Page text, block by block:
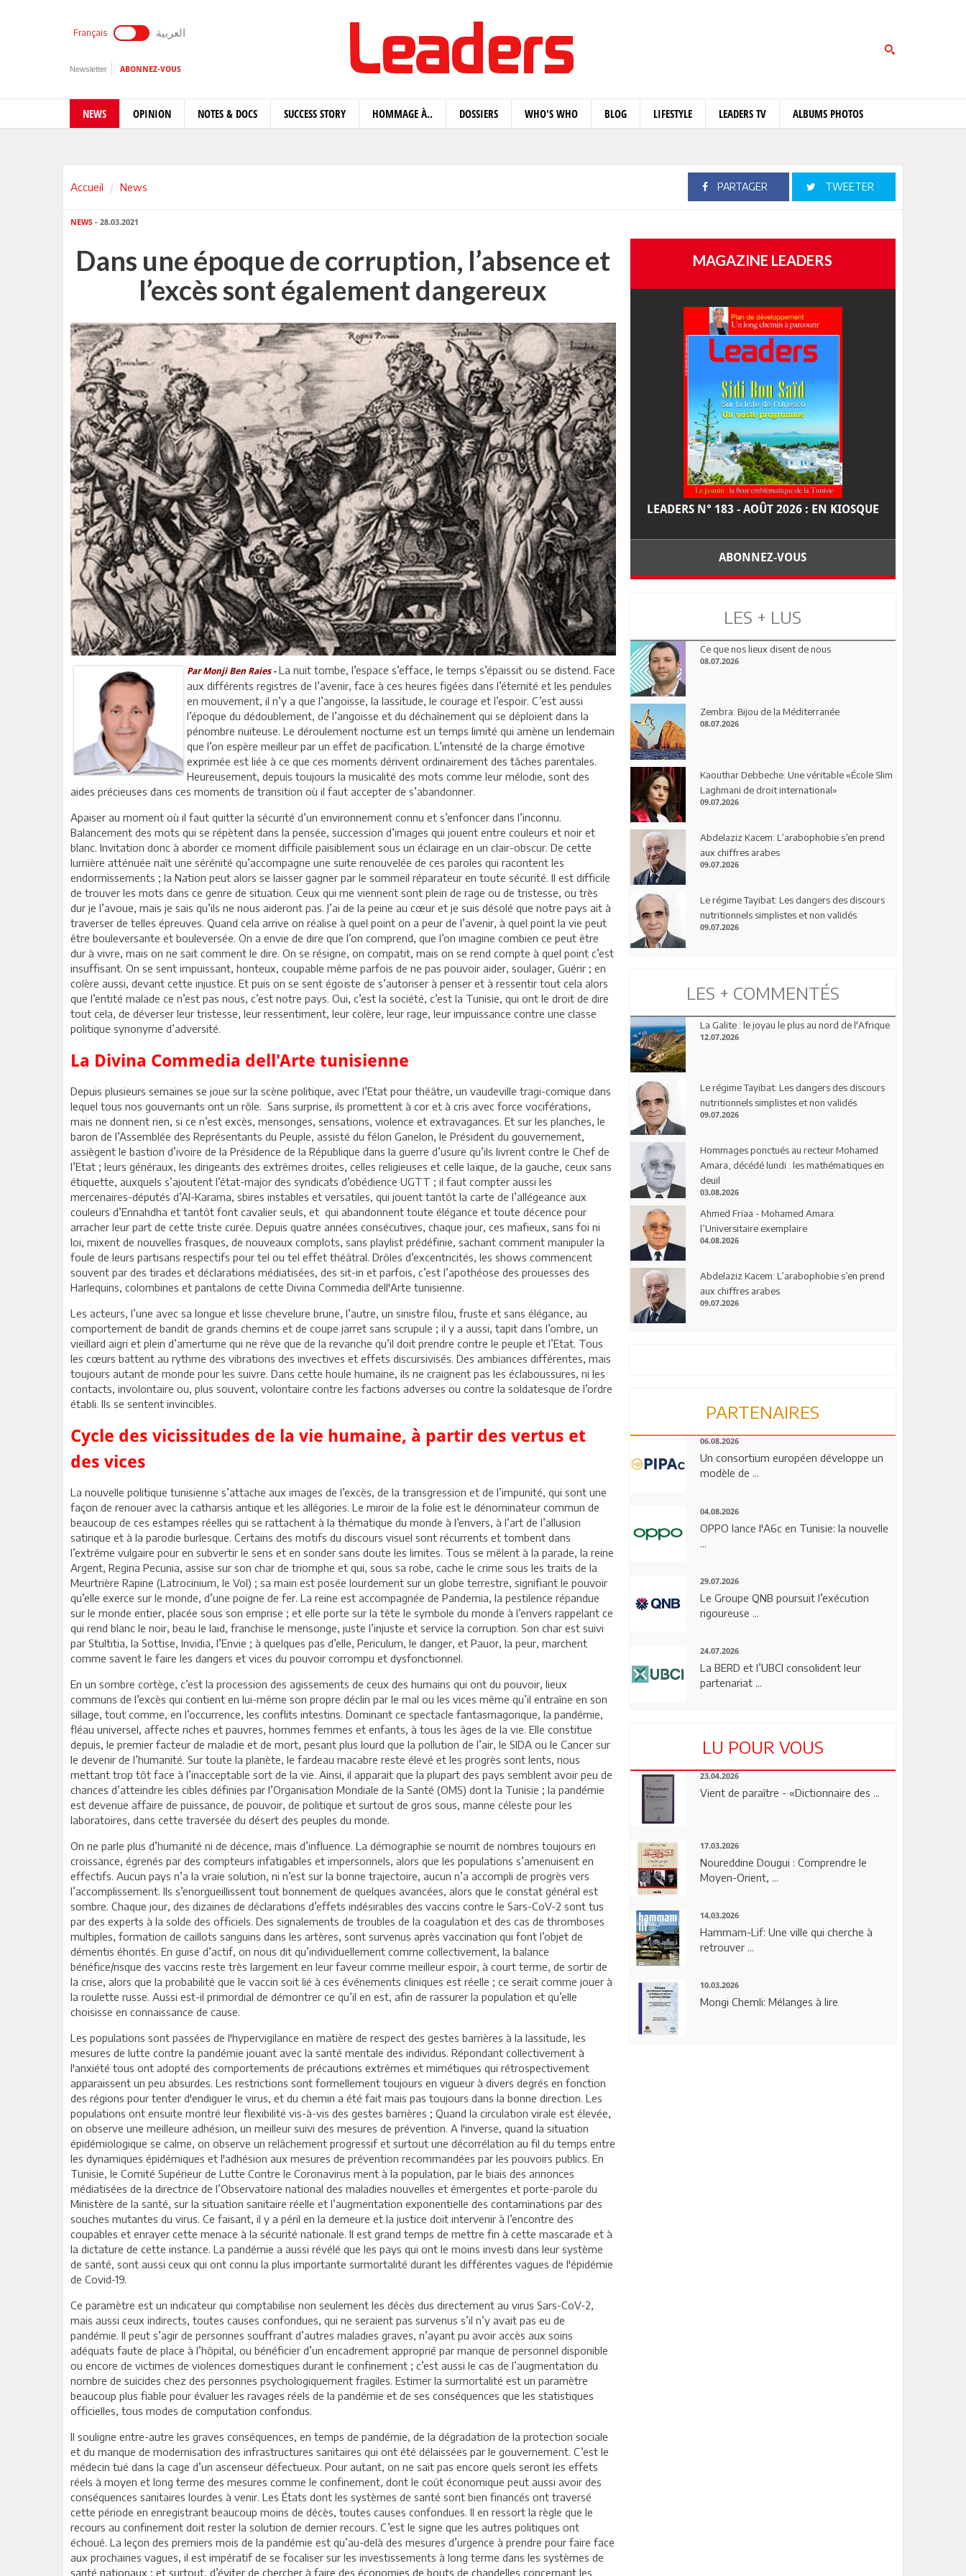
Français العربية
Newsletter ABONNEZ-VOUS
NEWS OPINION NOTES & DOCS SUCCESS STORY HOMMAGE À.. DOSSIERS WHO'S WHO BLOG LIFESTYLE LEADERS TV ALBUMS PHOTOS
Accueil News PARTAGER TWEETER
NEWS - 28.03.2021
Dans une époque de corruption, l’absence et
l’excès sont également dangereux
Par Monji Ben Raies - La nuit tombe, l’espace s’efface, le temps s’épaissit ou se distend. Face
aux différents registres de l’avenir, face à ces heures figées dans l’éternité et les pendules
en mouvement, il n’y a que l’angoisse, la lassitude, le courage et l’espoir. C’est aussi
l’époque du dédoublement, de l’angoisse et du déchaînement qui se déploient dans la
pénombre nuiteuse. Le déroulement nocturne est un temps limité qui amène un lendemain
que l’on espère meilleur par un effet de pacification. L’intensité de la charge émotive
exprimée est liée à ce que ces moments dérivent ordinairement des tâches parentales.
Heureusement, depuis toujours la musicalité des mots comme leur mélodie, sont des
aides précieuses dans ces moments de transition où il faut accepter de s’abandonner.
Apaiser au moment où il faut quitter la sécurité d’un environnement connu et s’enfoncer dans l’inconnu.
Balancement des mots qui se répètent dans la pensée, succession d’images qui jouent entre couleurs et noir et
blanc. Invitation donc à aborder ce moment difficile paisiblement sous un éclairage en un clair-obscur. De cette
lumière atténuée naît une sérénité qu’accompagne une suite renouvelée de ces paroles qui racontent les
endormissements ; la Nation peut alors se laisser gagner par le sommeil réparateur en toute sécurité. Il est difficile
de trouver les mots dans ce genre de situation. Ceux qui me viennent sont plein de rage ou de tristesse, ou très
dur je l’avoue, mais je sais qu’ils ne nous aideront pas. J’ai de la peine au cœur et je suis désolé que notre pays ait à
traverser de telles épreuves. Quand cela arrive on réalise à quel point on a peur de l’avenir, à quel point la vie peut
être bouleversante et bouleversée. On a envie de dire que l’on comprend, que l’on imagine combien ce peut être
dur à vivre, mais on ne sait comment le dire. On se résigne, on compatit, mais on se rend compte à quel point c’est
insuffisant. On se sent impuissant, honteux, coupable même parfois de ne pas pouvoir aider, soulager, Guérir ; en
colère aussi, devant cette injustice. Et puis on se sent égoïste de s’autoriser à penser et à ressentir tout cela alors
que l’entité malade ce n’est pas nous, c’est notre pays. Oui, c’est la société, c’est la Tunisie, qui ont le droit de dire
tout cela, de déverser leur tristesse, leur ressentiment, leur colère, leur rage, leur impuissance contre une classe
politique synonyme d’adversité.
La Divina Commedia dell'Arte tunisienne
Depuis plusieurs semaines se joue sur la scène politique, avec l’Etat pour théâtre, un vaudeville tragi-comique dans
lequel tous nos gouvernants ont un rôle. Sans surprise, ils promettent à cor et à cris avec force vociférations,
mais ne donnent rien, si ce n’est excès, mensonges, sensations, violence et extravagances. Et sur les planches, le
baron de l’Assemblée des Représentants du Peuple, assisté du félon Ganelon, le Président du gouvernement,
assiègent le bastion d’ivoire de la Présidence de la République dans la guerre d’usure qu’ils livrent contre le Chef de
l’Etat ; leurs généraux, les dirigeants des extrêmes droites, celles religieuses et celle laïque, de la gauche, ceux sans
étiquette, auxquels s’ajoutent l’état-major des syndicats d’obédience UGTT ; il faut compter aussi les
mercenaires-députés d’Al-Karama, sbires instables et versatiles, qui jouent tantôt la carte de l’allégeance aux
couleurs d’Ennahdha et tantôt font cavalier seuls, et qui abandonnent toute élégance et toute décence pour
arracher leur part de cette triste curée. Depuis quatre années consécutives, chaque jour, ces mafieux, sans foi ni
loi, mixent de nouvelles frasques, de nouveaux complots, sans playlist prédéfinie, sachant comment manipuler la
foule de leurs partisans respectifs pour tel ou tel effet théâtral. Drôles d’excentricités, les shows commencent
souvent par des tirades et déclarations médiatisées, des sit-in et parfois, c’est l’apothéose des prouesses des
Harlequins, colombines et pantalons de cette Divina Commedia dell'Arte tunisienne.
Les acteurs, l’une avec sa longue et lisse chevelure brune, l’autre, un sinistre filou, fruste et sans élégance, au
comportement de bandit de grands chemins et de coupe jarret sans scrupule ; il y a aussi, tapit dans l’ombre, un
vieillard aigri et plein d’amertume qui ne rêve que de la revanche qu’il doit prendre contre le peuple et l’Etat. Tous
les cœurs battent au rythme des vibrations des invectives et effets discursivisés. Des ambiances différentes, mais
toujours autant de monde pour les suivre. Dans cette houle humaine, ils ne craignent pas les éclaboussures, ni les
contacts, involontaire ou, plus souvent, volontaire contre les factions adverses ou contre la soldatesque de l’ordre
établi. Ils se sentent invincibles.
Cycle des vicissitudes de la vie humaine, à partir des vertus et
des vices
La nouvelle politique tunisienne s’attache aux images de l’excès, de la transgression et de l’impunité, qui sont une
façon de renouer avec la catharsis antique et les allégories. Le miroir de la folie est le dénominateur commun de
beaucoup de ces estampes réelles qui se rattachent à la thématique du monde à l’envers, à l’art de l’allusion
satirique et à la parodie burlesque. Certains des motifs du discours visuel sont récurrents et tombent dans
l’extrême vulgaire pour en subvertir le sens et en sonder sans doute les limites. Tous se mêlent à la parade, la reine
Argent, Regina Pecunia, assise sur son char de triomphe et qui, sous sa robe, cache le crime sous les traits de la
Meurtrière Rapine (Latrocinium, le Vol) ; sa main est posée lourdement sur un globe terrestre, signifiant le pouvoir
qu’elle exerce sur le monde, d’une poigne de fer. La reine est accompagnée de Pandemia, la pestilence répandue
sur le monde entier, placée sous son emprise ; et elle porte sur la tête le symbole du monde à l’envers rappelant ce
qui rend blanc le noir, beau le laid, franchise le mensonge, juste l’injuste et service la corruption. Son char est suivi
par Stultitia, la Sottise, Invidia, l’Envie ; à quelques pas d’elle, Periculum, le danger, et Pauor, la peur, marchent
comme savent le faire les dangers et vices du pouvoir corrompu et dysfonctionnel.
En un sombre cortège, c’est la procession des agissements de ceux des humains qui ont du pouvoir, lieux
communs de l’excès qui contient en lui-même son propre déclin par le mal ou les vices même qu’il entraîne en son
sillage, tout comme, en l’occurrence, les conflits intestins. Dominant ce spectacle fantasmagorique, la pandémie,
fléau universel, affecte riches et pauvres, hommes femmes et enfants, à tous les âges de la vie. Elle constitue
depuis, le premier facteur de maladie et de mort, pesant plus lourd que la pollution de l’air, le SIDA ou le Cancer sur
le devenir de l’humanité. Sur toute la planète, le fardeau macabre reste élevé et les progrès sont lents, nous
mettant trop tôt face à l’inacceptable sort de la vie. Ainsi, il apparait que la plupart des pays semblent avoir peu de
chances d’atteindre les cibles définies par l’Organisation Mondiale de la Santé (OMS) dont la Tunisie ; la pandémie
est devenue affaire de puissance, de pouvoir, de politique et surtout de gros sous, manne céleste pour les
laboratoires, dans cette traversée du désert des peuples du monde.
On ne parle plus d’humanité ni de décence, mais d’influence. La démographie se nourrit de nombres toujours en
croissance, égrenés par des compteurs infatigables et impersonnels, alors que les populations s’amenuisent en
effectifs. Aucun pays n’a la vraie solution, ni n’est sur la bonne trajectoire, aucun n’a accompli de progrès vers
l’accomplissement. Ils s’enorgueillissent tout bonnement de quelques avancées, alors que le constat général est
sombre. Chaque jour, des dizaines de déclarations d’effets indésirables des vaccins contre le Sars-CoV-2 sont tus
par des experts à la solde des officiels. Des signalements de troubles de la coagulation et des cas de thromboses
multiples, formation de caillots sanguins dans les artères, sont survenus après vaccination qui font l’objet de
démentis éhontés. En guise d’actif, on nous dit qu’individuellement comme collectivement, la balance
bénéfice/risque des vaccins reste très largement en leur faveur comme meilleur espoir, à court terme, de sortir de
la crise, alors que la probabilité que le vaccin soit lié à ces événements cliniques est réelle ; ce serait comme jouer à
la roulette russe. Aussi est-il primordial de démontrer ce qu’il en est, afin de rassurer la population et qu’elle
choisisse en connaissance de cause.
Les populations sont passées de l'hypervigilance en matière de respect des gestes barrières à la lassitude, les
mesures de lutte contre la pandémie jouant avec la santé mentale des individus. Répondant collectivement à
l'anxiété tous ont adopté des comportements de précautions extrêmes et mimétiques qui rétrospectivement
apparaissent un peu absurdes. Les restrictions sont formellement toujours en vigueur à divers degrés en fonction
des régions pour tenter d'endiguer le virus, et du chemin a été fait mais pas toujours dans la bonne direction. Les
populations ont ensuite montré leur flexibilité vis-à-vis des gestes barrières ; Quand la circulation virale est élevée,
on observe une meilleure adhésion, un meilleur suivi des mesures de prévention. A l'inverse, quand la situation
épidémiologique se calme, on observe un relâchement progressif et surtout une décorrélation au fil du temps entre
les dynamiques épidémiques et l'adhésion aux mesures de prévention recommandées par les pouvoirs publics. En
Tunisie, le Comité Supérieur de Lutte Contre le Coronavirus ment à la population, par le biais des annonces
médiatisées de la directrice de l’Observatoire national des maladies nouvelles et émergentes et porte-parole du
Ministère de la santé, sur la situation sanitaire réelle et l’augmentation exponentielle des contaminations par des
souches mutantes du virus. Ce faisant, il y a péril en la demeure et la justice doit intervenir à l’encontre des
coupables et enrayer cette menace à la sécurité nationale. Il est grand temps de mettre fin à cette mascarade et à
la dictature de cette instance. La pandémie a aussi révélé que les pays qui ont le moins investi dans leur système
de santé, sont aussi ceux qui ont connu la plus importante surmortalité durant les différentes vagues de l'épidémie
de Covid-19.
Ce paramètre est un indicateur qui comptabilise non seulement les décès dus directement au virus Sars-CoV-2,
mais aussi ceux indirects, toutes causes confondues, qui ne seraient pas survenus s’il n’y avait pas eu de
pandémie. Il peut s’agir de personnes souffrant d’autres maladies graves, n’ayant pu avoir accès aux soins
adéquats faute de place à l’hôpital, ou bénéficier d’un encadrement approprié par manque de personnel disponible
ou encore de victimes de violences domestiques durant le confinement ; c’est aussi le cas de l’augmentation du
nombre de suicides chez des personnes psychologiquement fragiles. Estimer la surmortalité est un paramètre
beaucoup plus fiable pour évaluer les ravages réels de la pandémie et de ses conséquences que les statistiques
officielles, tous modes de computation confondus.
Il souligne entre-autre les graves conséquences, en temps de pandémie, de la dégradation de la protection sociale
et du manque de modernisation des infrastructures sanitaires qui ont été délaissées par le gouvernement. C’est le
médecin tué dans la cage d’un ascenseur défectueux. Pour autant, on ne sait pas encore quels seront les effets
réels à moyen et long terme des mesures comme le confinement, dont le coût économique peut aussi avoir des
conséquences sanitaires lourdes à venir. Les États dont les systèmes de santé sont bien financés ont traversé
cette période en enregistrant beaucoup moins de décès, toutes causes confondues. Il en ressort la règle que le
recours au confinement doit rester la solution de dernier recours. C’est le signe que les autres politiques ont
échoué. La leçon des premiers mois de la pandémie est qu’au-delà des mesures d’urgence à prendre pour faire face
aux prochaines vagues, il est impératif de se focaliser sur les investissements à long terme dans les systèmes de
santé nationaux ; et surtout, d’éviter de chercher à faire des économies de bouts de chandelles concernant les
MAGAZINE LEADERS
LEADERS N° 183 - AOÛT 2026 : EN KIOSQUE
ABONNEZ-VOUS
LES + LUS
Ce que nos lieux disent de nous
08.07.2026
Zembra: Bijou de la Méditerranée
08.07.2026
Kaouthar Debbeche: Une véritable «École Slim
Laghmani de droit international»
09.07.2026
Abdelaziz Kacem: L’arabophobie s’en prend
aux chiffres arabes
09.07.2026
Le régime Tayibat: Les dangers des discours
nutritionnels simplistes et non validés
09.07.2026
LES + COMMENTÉS
La Galite : le joyau le plus au nord de l'Afrique
12.07.2026
Le régime Tayibat: Les dangers des discours
nutritionnels simplistes et non validés
09.07.2026
Hommages ponctués au recteur Mohamed
Amara, décédé lundi : les mathématiques en
deuil
03.08.2026
Ahmed Friaa - Mohamed Amara:
l’Universitaire exemplaire
04.08.2026
Abdelaziz Kacem: L’arabophobie s’en prend
aux chiffres arabes
09.07.2026
PARTENAIRES
06.08.2026
Un consortium européen développe un
modèle de ...
04.08.2026
OPPO lance l'A6c en Tunisie: la nouvelle
29.07.2026
Le Groupe QNB poursuit l’exécution
rigoureuse ...
24.07.2026
La BERD et l’UBCI consolident leur
partenariat ...
LU POUR VOUS
23.04.2026
Vient de paraître - «Dictionnaire des ...
17.03.2026
Noureddine Dougui : Comprendre le
Moyen-Orient, ...
14.03.2026
Hammam-Lif: Une ville qui cherche à
retrouver ...
10.03.2026
Mongi Chemli: Mélanges à lire